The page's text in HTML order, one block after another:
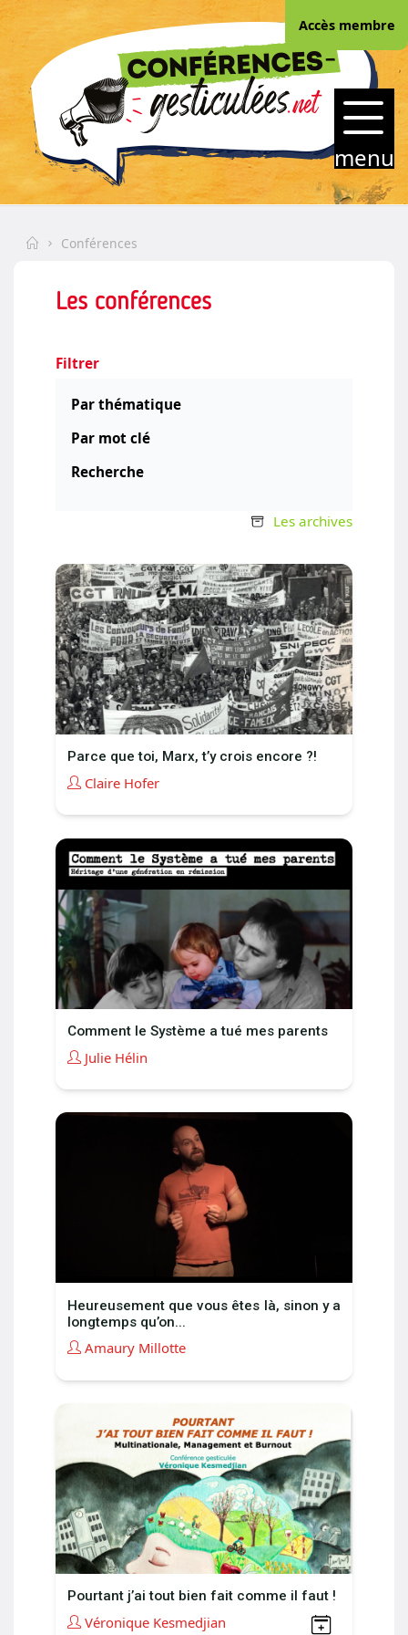
Skip
content
CONFERENCES-
GESTICULEES.NET
menu
Accès membre
HomeConférences
Les conférences
Filtrer
Par thématique
Par mot clé
Recherche
Les archives
Parce que toi, Marx, t’y crois encore ?!
Claire Hofer
Comment le Système a tué mes parents
Julie Hélin
Heureusement que vous êtes là, sinon y a
longtemps qu’on...
Amaury Millotte
Pourtant j’ai tout bien fait comme il faut !
Véronique Kesmedjian